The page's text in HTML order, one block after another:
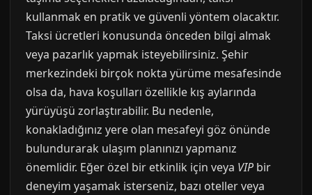
kullanmak en pratik ve güvenli yöntem olacaktır.
Taksi ücretleri konusunda önceden bilgi almak
veya pazarlık yapmak isteyebilirsiniz. Şehir
merkezindeki birçok nokta yürüme mesafesinde
olsa da, hava koşulları özellikle kış aylarında
yürüyüşü zorlaştırabilir. Bu nedenle,
konakladığınız yere olan mesafeyi göz önünde
bulundurarak ulaşım planınızı yapmanız
önemlidir. Eğer özel bir etkinlik için veya VIP bir
deneyim yaşamak isterseniz, bazı oteller veya